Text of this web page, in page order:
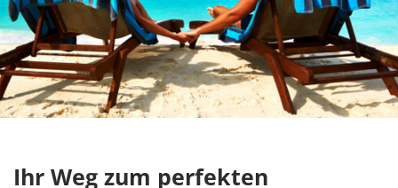
Ihr Weg zum perfekten